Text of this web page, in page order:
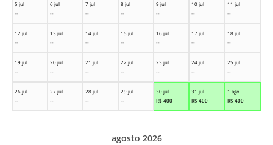
5 jul
--
6 jul
--
7 jul
--
8 jul
--
9 jul
--
10 jul
--
11 jul
--
12 jul
--
13 jul
--
14 jul
--
15 jul
--
16 jul
--
17 jul
--
18 jul
--
19 jul
--
20 jul
--
21 jul
--
22 jul
--
23 jul
--
24 jul
--
25 jul
--
26 jul
--
27 jul
--
28 jul
--
29 jul
--
30 jul
R$ 400
31 jul
R$ 400
1 ago
R$ 400
agosto 2026